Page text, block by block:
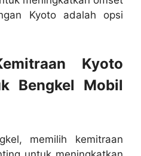
Kyoto adalah opsi
Kyoto
Bengkel Mobil
memilih kemitraan